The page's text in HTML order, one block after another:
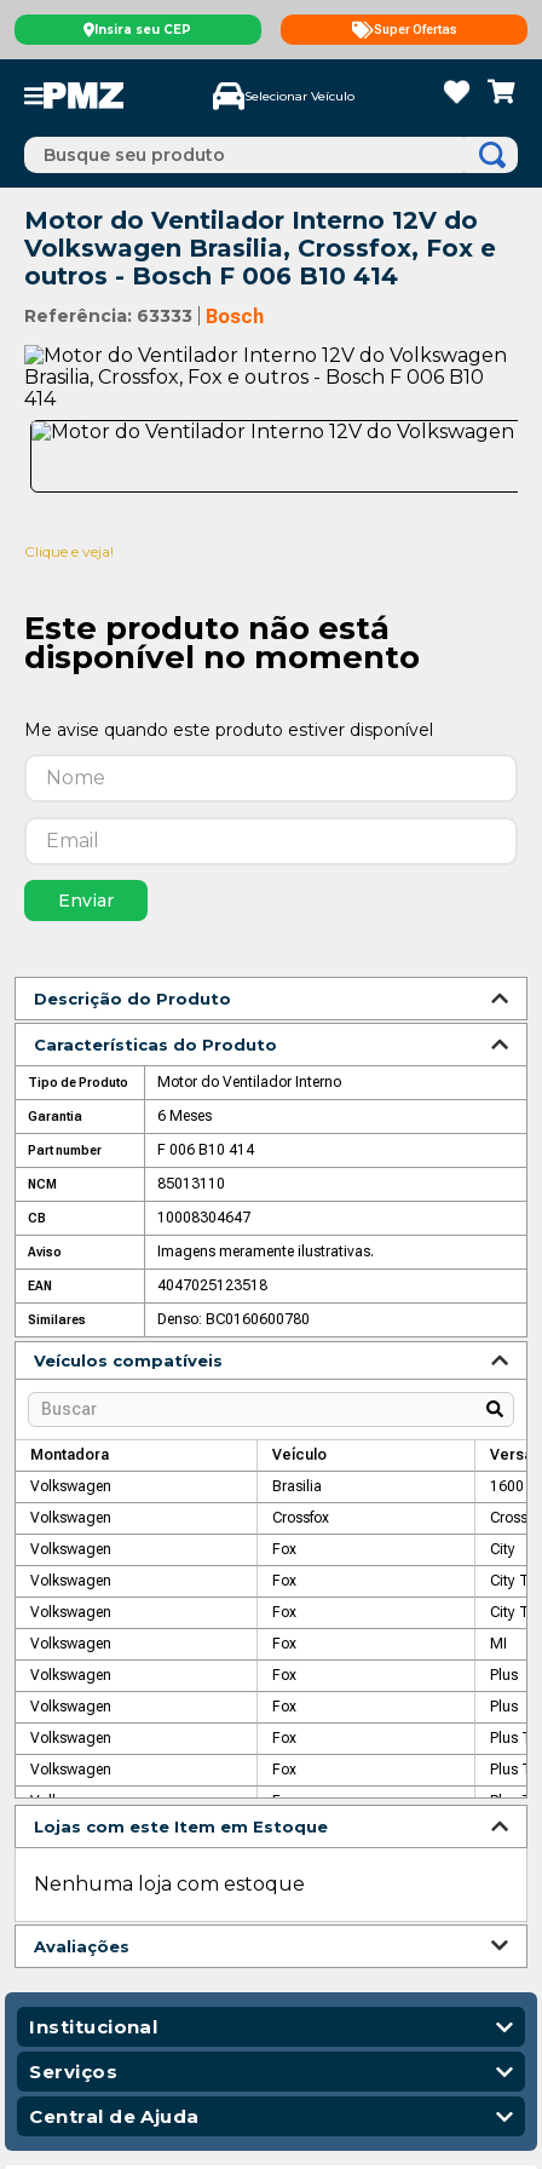
Insira seu CEP Super Ofertas
Selecionar Veículo
Busque seu produto
Motor do Ventilador Interno 12V do
Volkswagen Brasilia, Crossfox, Fox e
outros - Bosch F 006 B10 414
Referência: 63333 Bosch
Clique e veja!
Este produto não está
disponível no momento
Enviar
Descrição do Produto
Características do Produto
Tipo de Produto Motor do Ventilador Interno
Garantia 6 Meses
Part number F 006 B10 414
NCM 85013110
CB 10008304647
Aviso Imagens meramente ilustrativas.
EAN 4047025123518
Similares Denso: BC0160600780
Veículos compatíveis
Montadora Veículo
Versão
Volkswagen
Brasilia
1600
Volkswagen
Crossfox
Volkswagen
Fox
City
Volkswagen
Fox
City
Volkswagen
Fox
City
Volkswagen
Fox
MI
Volkswagen
Fox
Plus
Volkswagen
Fox
Plus
Volkswagen
Fox
Plus
Volkswagen
Fox
Plus
Volkswagen
Fox
Plus
Volkswagen
Fox
Route
Volkswagen
Fox
Volkswagen
Fox
Volkswagen
Volkswagen
Fox
Volkswagen
Volkswagen
Fox
Sunrise
Volkswagen
Volkswagen
Atlanta
Volkswagen
Gol City
Lojas com este Item em Estoque
Nenhuma loja com estoque
Avaliações
Institucional
Quem Somos
Nossas Lojas
Código de Conduta
Serviços
Vendas Corporativas
Entregas
Central de Ajuda
Política de Privacidade